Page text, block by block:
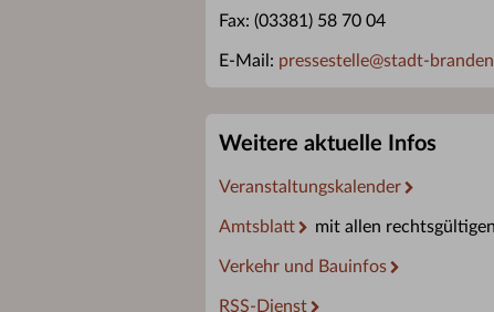
Fax: (03381) 58 70 04
E-Mail: pressestelle@stadt-
Weitere aktuelle Infos
Veranstaltungskalender
Amtsblatt mit allen
Verkehr und Bauinfos
RSS-Dienst